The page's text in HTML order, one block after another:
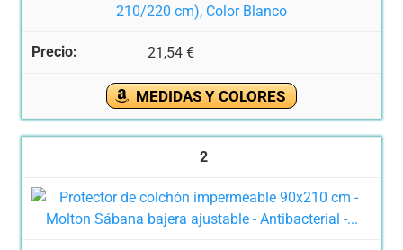
210/220 cm), Color Blanco
21,54 €
MEDIDAS Y COLORES
2